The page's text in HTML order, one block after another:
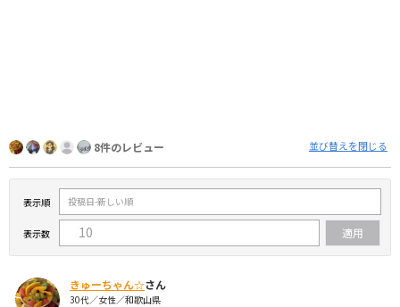
8件のレビュー 並び替えを閉じる
表示順
表示数
きゅーちゃん☆さん
30代／女性／和歌山県